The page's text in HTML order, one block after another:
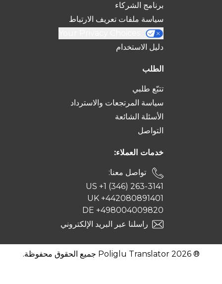
برنامج الشركاء
سياسة ملفات تعريف الارتباط
دليل الاستخدام
الطلب
تتبّع طلبي
سياسة المرتجعات والاسترداد
الأسئلة الشائعة
التواصل
خدمات العملاء:
تواصل معنا:
US +1 (346) 263-3141
UK +442080891401
DE +498004009820
راسلنا عبر البريد الإلكتروني
® 2026 Poliglu Translator جميع الحقوق محفوظة.